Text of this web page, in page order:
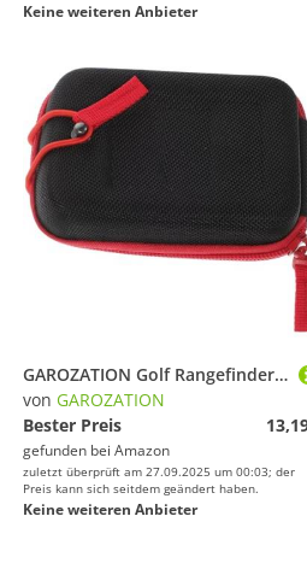
Keine weiteren Anbieter
GAROZATION Golf Rangefinder Hartschalen Etui Kompakt Schützend Stoßfest Aufbewahrungstasche für Kleine Geräte für Golfliebhaber
von GAROZATION
Bester Preis
gefunden bei Amazon
zuletzt überprüft am 27.09.2025 um 00:03; der
Preis kann sich seitdem geändert haben.
Keine weiteren Anbieter